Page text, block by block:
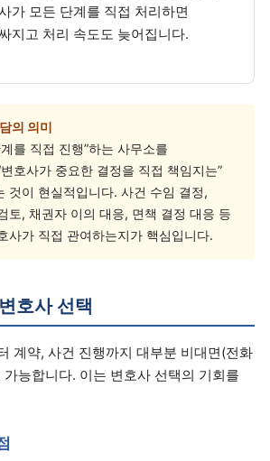
가 모든 단계를 직접 처리하면
지고 처리 속도도 늦어집니다.
의 의미
를 직접 진행”하는 사무소를
호사가 중요한 결정을 직접 책임지는”
것이 현실적입니다. 사건 수임 결정,
토, 채권자 이의 대응, 면책 결정 대응 등
사가 직접 관여하는지가 핵심입니다.
호사 선택
계약, 사건 진행까지 대부분 비대면(전화
가능합니다. 이는 변호사 선택의 기회를